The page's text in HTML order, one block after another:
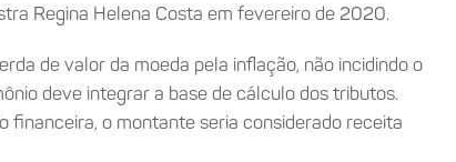
Regina Helena Costa em fevereiro de 2020.
de valor da moeda pela inflação, não incidindo o
deve integrar a base de cálculo dos tributos.
financeira, o montante seria considerado receita